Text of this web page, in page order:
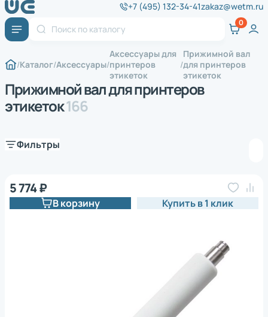
+7 (495) 132-34-41zakaz@wetm.ru
Каталог Аксессуары
Аксессуары для
принтеров
этикеток
Прижимной вал
для принтеров
этикеток
Прижимной вал для принтеров
этикеток166
Фильтры
5 774 ₽
В корзину Купить в 1 клик